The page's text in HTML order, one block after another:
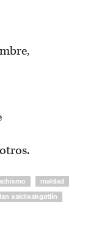
maldad
xaklixakgatlín